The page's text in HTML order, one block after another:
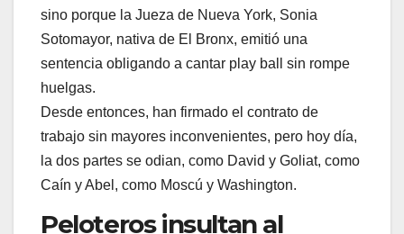
sino porque la Jueza de Nueva York, Sonia
Sotomayor, nativa de El Bronx, emitió una
sentencia obligando a cantar play ball sin rompe
huelgas.
Desde entonces, han firmado el contrato de
trabajo sin mayores inconvenientes, pero hoy día,
la dos partes se odian, como David y Goliat, como
Caín y Abel, como Moscú y Washington.
Peloteros insultan al